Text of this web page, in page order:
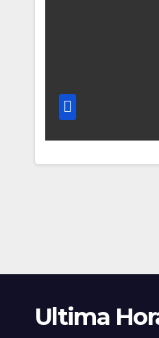
Ultima